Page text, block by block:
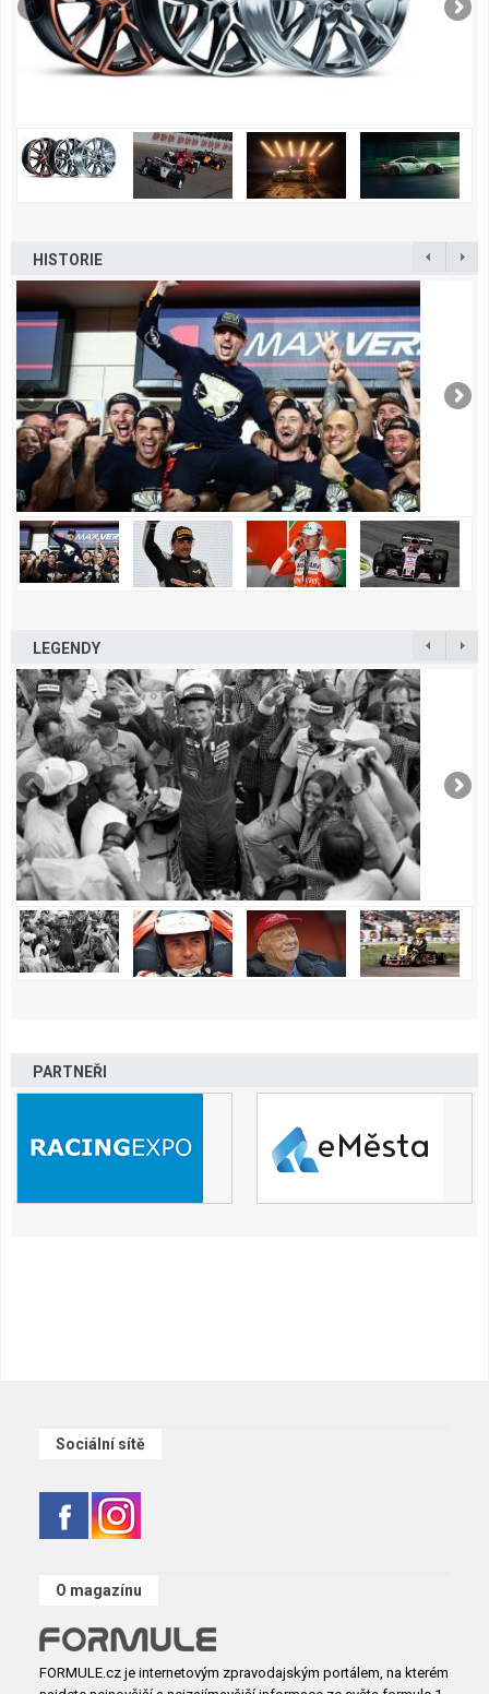
HISTORIE
LEGENDY
PARTNEŘI
Sociální sítě
O magazínu
FORMULE.cz je internetovým zpravodajským portálem, na kterém